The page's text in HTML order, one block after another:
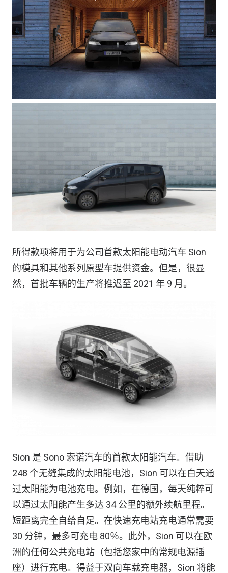
所得款项将用于为公司首款太阳能电动汽车 Sion
的模具和其他系列原型车提供资金。但是，很显
然，首批车辆的生产将推迟至 2021 年 9 月。
Sion 是 Sono 索诺汽车的首款太阳能汽车。借助
248 个无缝集成的太阳能电池，Sion 可以在白天通
过太阳能为电池充电。例如，在德国，每天纯粹可
以通过太阳能产生多达 34 公里的额外续航里程。
短距离完全自给自足。在快速充电站充电通常需要
30 分钟，最多可充电 80％。此外，Sion 可以在欧
洲的任何公共充电站（包括您家中的常规电源插
座）进行充电。得益于双向车载充电器，Sion 将能